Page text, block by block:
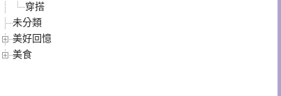
穿搭
未分類
美好回憶
美食